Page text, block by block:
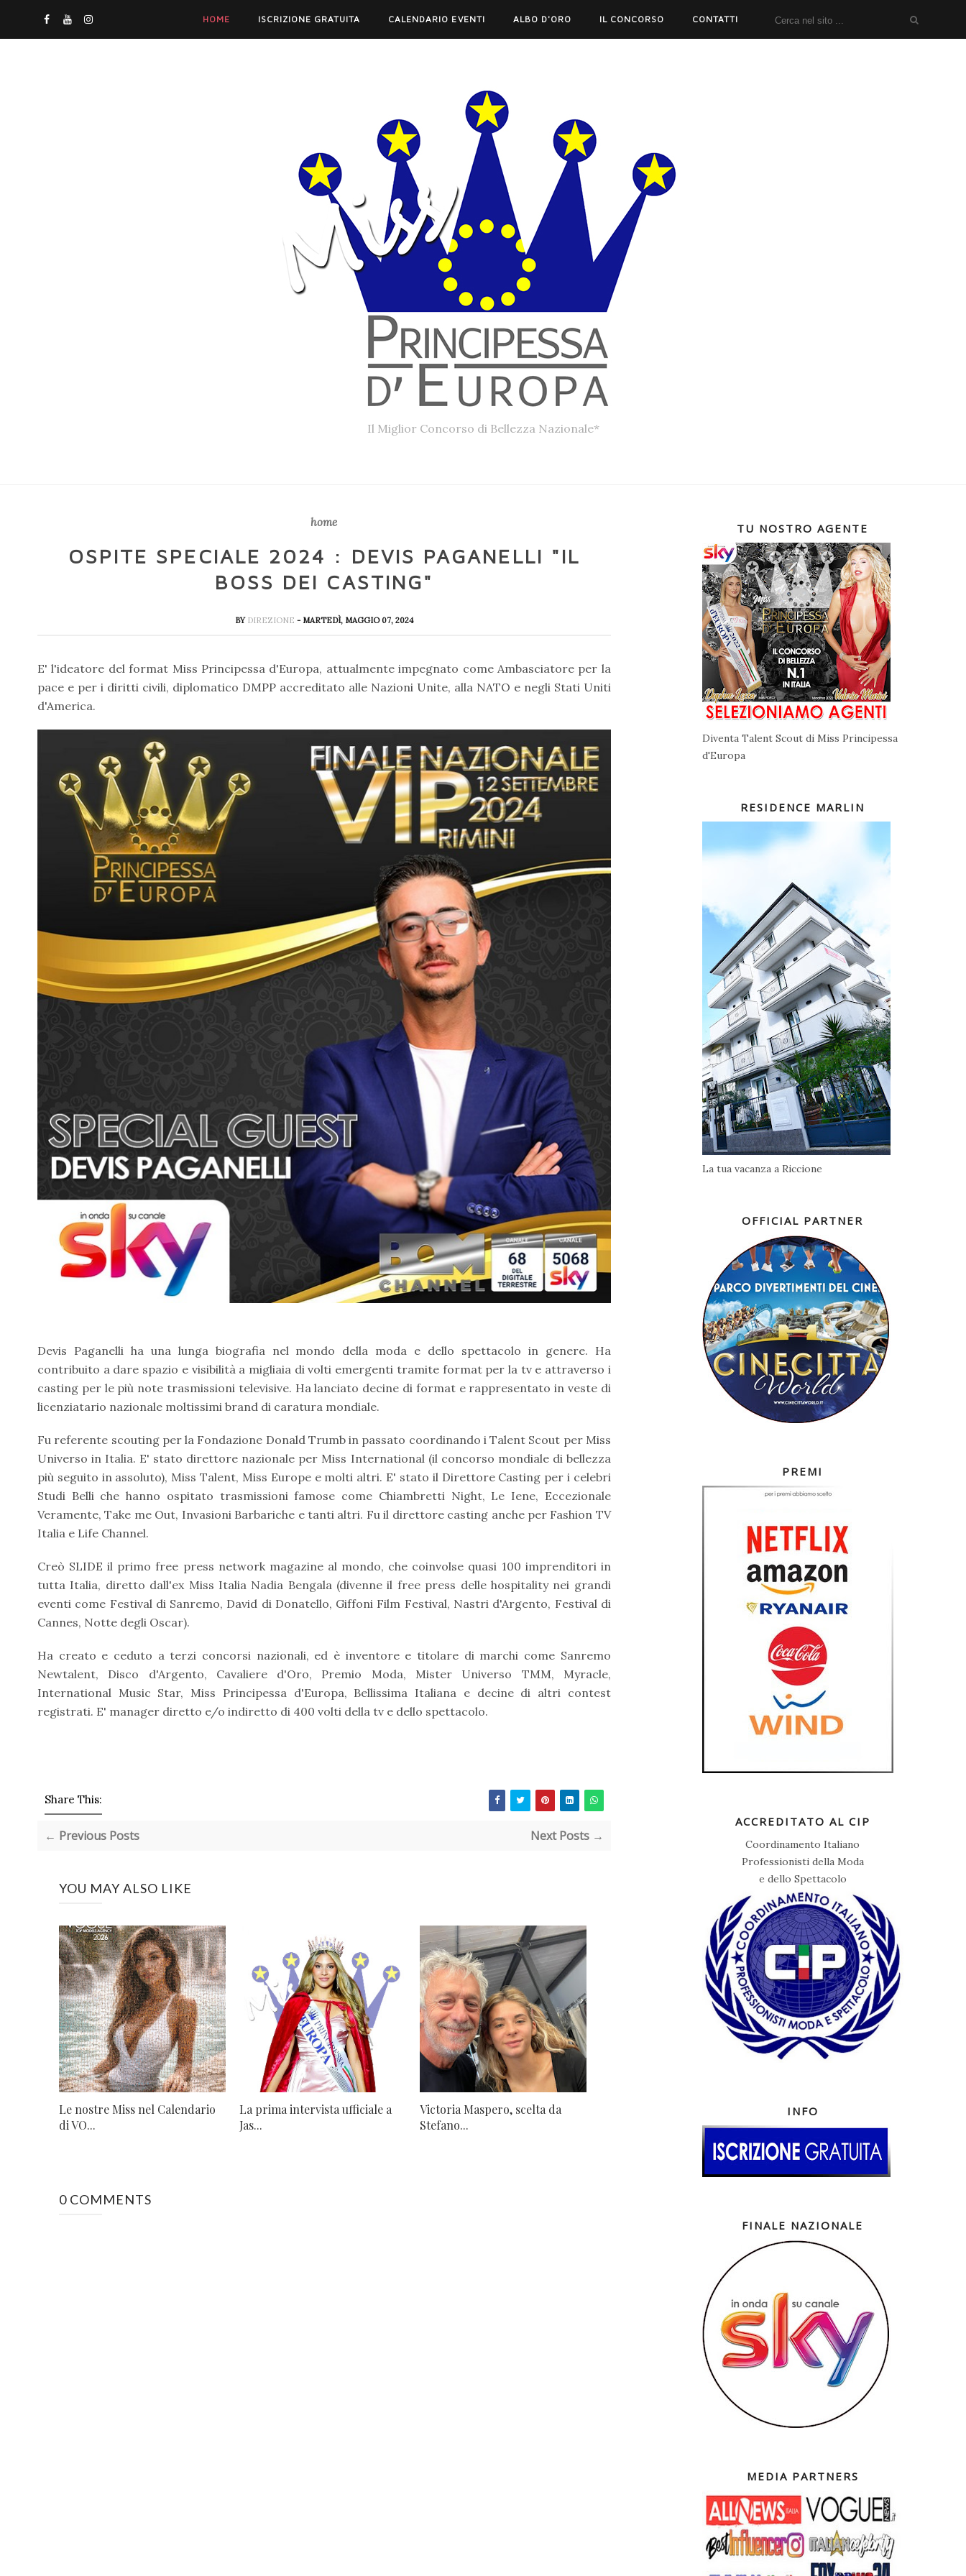
HOME ISCRIZIONE GRATUITA CALENDARIO EVENTI ALBO D'ORO IL CONCORSO CONTATTI
Il Miglior Concorso di Bellezza Nazionale*
home
OSPITE SPECIALE 2024 : DEVIS PAGANELLI "IL
BOSS DEI CASTING"
BY DIREZIONE - MARTEDÌ, MAGGIO 07, 2024
E' l'ideatore del format Miss Principessa d'Europa, attualmente impegnato come Ambasciatore per la
pace e per i diritti civili, diplomatico DMPP accreditato alle Nazioni Unite, alla NATO e negli Stati Uniti
d'America.
Devis Paganelli ha una lunga biografia nel mondo della moda e dello spettacolo in genere. Ha
contribuito a dare spazio e visibilità a migliaia di volti emergenti tramite format per la tv e attraverso i
casting per le più note trasmissioni televisive. Ha lanciato decine di format e rappresentato in veste di
licenziatario nazionale moltissimi brand di caratura mondiale.
Fu referente scouting per la Fondazione Donald Trumb in passato coordinando i Talent Scout per Miss
Universo in Italia. E' stato direttore nazionale per Miss International (il concorso mondiale di bellezza
più seguito in assoluto), Miss Talent, Miss Europe e molti altri. E' stato il Direttore Casting per i celebri
Studi Belli che hanno ospitato trasmissioni famose come Chiambretti Night, Le Iene, Eccezionale
Veramente, Take me Out, Invasioni Barbariche e tanti altri. Fu il direttore casting anche per Fashion TV
Italia e Life Channel.
Creò SLIDE il primo free press network magazine al mondo, che coinvolse quasi 100 imprenditori in
tutta Italia, diretto dall'ex Miss Italia Nadia Bengala (divenne il free press delle hospitality nei grandi
eventi come Festival di Sanremo, David di Donatello, Giffoni Film Festival, Nastri d'Argento, Festival di
Cannes, Notte degli Oscar).
Ha creato e ceduto a terzi concorsi nazionali, ed è inventore e titolare di marchi come Sanremo
Newtalent, Disco d'Argento, Cavaliere d'Oro, Premio Moda, Mister Universo TMM, Myracle,
International Music Star, Miss Principessa d'Europa, Bellissima Italiana e decine di altri contest
registrati. E' manager diretto e/o indiretto di 400 volti della tv e dello spettacolo.
Share This:
← Previous Posts Next Posts →
YOU MAY ALSO LIKE
Le nostre Miss nel Calendario
di VO...
La prima intervista ufficiale a
Jas...
Victoria Maspero, scelta da
Stefano...
0 COMMENTS
TU NOSTRO AGENTE
Diventa Talent Scout di Miss Principessa
d'Europa
RESIDENCE MARLIN
La tua vacanza a Riccione
OFFICIAL PARTNER
PREMI
ACCREDITATO AL CIP
Coordinamento Italiano
Professionisti della Moda
e dello Spettacolo
INFO
FINALE NAZIONALE
MEDIA PARTNERS